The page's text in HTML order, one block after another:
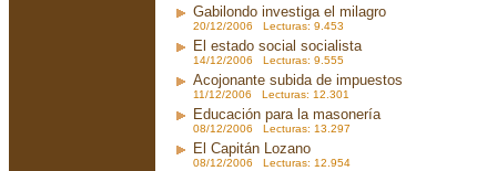
Gabilondo investiga el milagro
20/12/2006 Lecturas: 9.453
El estado social socialista
14/12/2006 Lecturas: 9.555
Acojonante subida de impuestos
11/12/2006 Lecturas: 12.301
Educación para la masonería
08/12/2006 Lecturas: 13.297
El Capitán Lozano
08/12/2006 Lecturas: 12.954